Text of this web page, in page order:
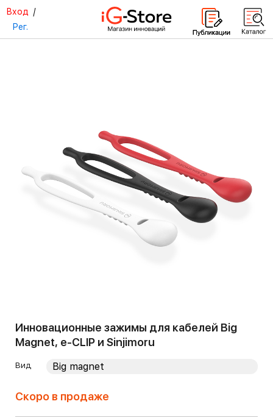
Вход /
Рег.
Инновационные зажимы для кабелей Big
Magnet, e-CLIP и Sinjimoru
Вид
Скоро в продаже